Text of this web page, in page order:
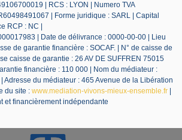
| RCS : LYON | Numero TVA
| Forme juridique : SARL | Capital
RCP : NC |
| Date de délivrance : 0000-00-00 | Lieu
de garantie financière : SOCAF. | N° de caisse de
caisse de garantie : 26 AV DE SUFFREN 75015
financière : 110 000 | Nom du médiateur :
Adresse du médiateur : 465 Avenue de la Libération
du site : www.mediation-vivons-mieux-ensemble.fr
et financièrement indépendante